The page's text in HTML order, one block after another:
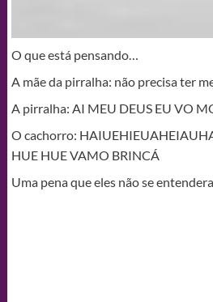
O que está pensando…
A mãe da pirralha: não precisa ter
A pirralha: AI MEU DEUS EU VO
O cachorro:
HUE HUE VAMO BRINCÁ
Uma pena que eles não se